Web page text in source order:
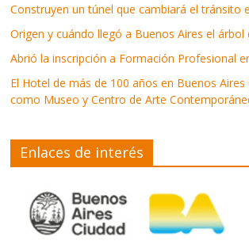
Construyen un túnel que cambiará el tránsito
Origen y cuándo llegó a Buenos Aires el árbol
Abrió la inscripción a Formación Profesional
El Hotel de más de 100 años en Buenos
como Museo y Centro de Arte
Enlaces de interés